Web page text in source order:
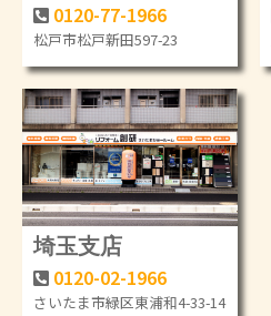
0120-77-1966
松戸市松戸新田597-23
埼玉支店
0120-02-1966
さいたま市緑区東浦和4-33-14